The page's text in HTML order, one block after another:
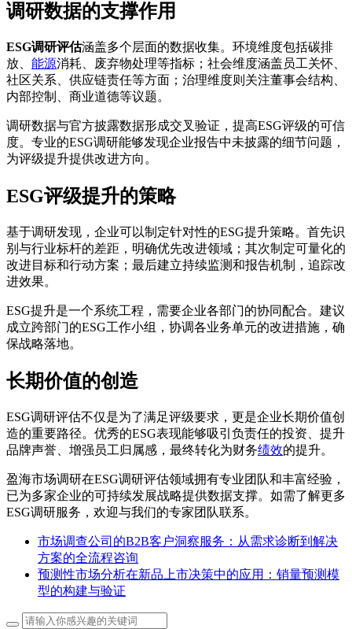
调研数据的支撑作用
ESG调研评估涵盖多个层面的数据收集。环境维度包括碳排
放、 能源消耗、废弃物处理等指标；社会维度涵盖员工关怀、
社区关系、供应链责任等方面；治理维度则关注董事会结构、
内部控制、商业道德等议题。
调研数据与官方披露数据形成交叉验证，提高ESG评级的可信
度。专业的ESG调研能够发现企业报告中未披露的细节问题，
为评级提升提供改进方向。
ESG评级提升的策略
基于调研发现，企业可以制定针对性的ESG提升策略。首先识
别与行业标杆的差距，明确优先改进领域；其次制定可量化的
改进目标和行动方案；最后建立持续监测和报告机制，追踪改
进效果。
ESG提升是一个系统工程，需要企业各部门的协同配合。建议
成立跨部门的ESG工作小组，协调各业务单元的改进措施，确
保战略落地。
长期价值的创造
ESG调研评估不仅是为了满足评级要求，更是企业长期价值创
造的重要路径。优秀的ESG表现能够吸引负责任的投资、提升
品牌声誉、增强员工归属感，最终转化为财务绩效的提升。
盈海市场调研在ESG调研评估领域拥有专业团队和丰富经验，
已为多家企业的可持续发展战略提供数据支撑。如需了解更多
ESG调研服务，欢迎与我们的专家团队联系。
市场调查公司的B2B客户洞察服务：从需求诊断到解决
方案的全流程咨询
预测性市场分析在新品上市决策中的应用：销量预测模
型的构建与验证